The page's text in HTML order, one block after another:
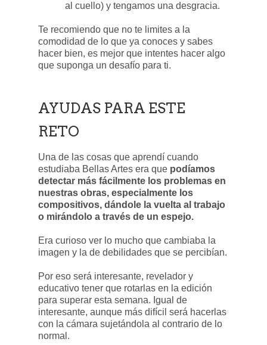
al cuello) y tengamos una desgracia.
Te recomiendo que no te limites a la
comodidad de lo que ya conoces y sabes
hacer bien, es mejor que intentes hacer algo
que suponga un desafío para ti.
AYUDAS PARA ESTE
RETO
Una de las cosas que aprendí cuando
estudiaba Bellas Artes era que podíamos
detectar más fácilmente los problemas en
nuestras obras, especialmente los
compositivos, dándole la vuelta al trabajo
o mirándolo a través de un espejo.
Era curioso ver lo mucho que cambiaba la
imagen y la de debilidades que se percibían.
Por eso será interesante, revelador y
educativo tener que rotarlas en la edición
para superar esta semana. Igual de
interesante, aunque más difícil será hacerlas
con la cámara sujetándola al contrario de lo
normal.